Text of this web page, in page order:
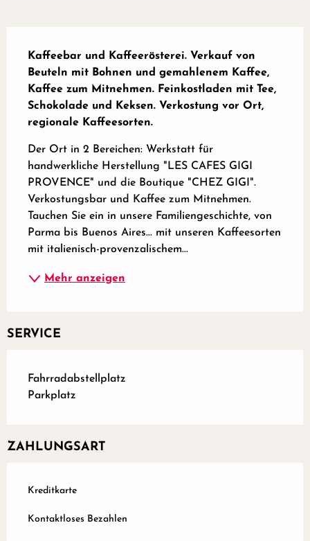
Kaffeebar und Kaffeerösterei. Verkauf von
Beuteln mit Bohnen und gemahlenem Kaffee,
Kaffee zum Mitnehmen. Feinkostladen mit Tee,
Schokolade und Keksen. Verkostung vor Ort,
regionale Kaffeesorten.
Der Ort in 2 Bereichen: Werkstatt für
handwerkliche Herstellung "LES CAFES GIGI
PROVENCE" und die Boutique "CHEZ GIGI".
Verkostungsbar und Kaffee zum Mitnehmen.
Tauchen Sie ein in unsere Familiengeschichte, von
Parma bis Buenos Aires... mit unseren Kaffeesorten
mit italienisch-provenzalischem...
Mehr anzeigen
SERVICE
Fahrradabstellplatz
Parkplatz
ZAHLUNGSART
Kreditkarte
Kontaktloses Bezahlen